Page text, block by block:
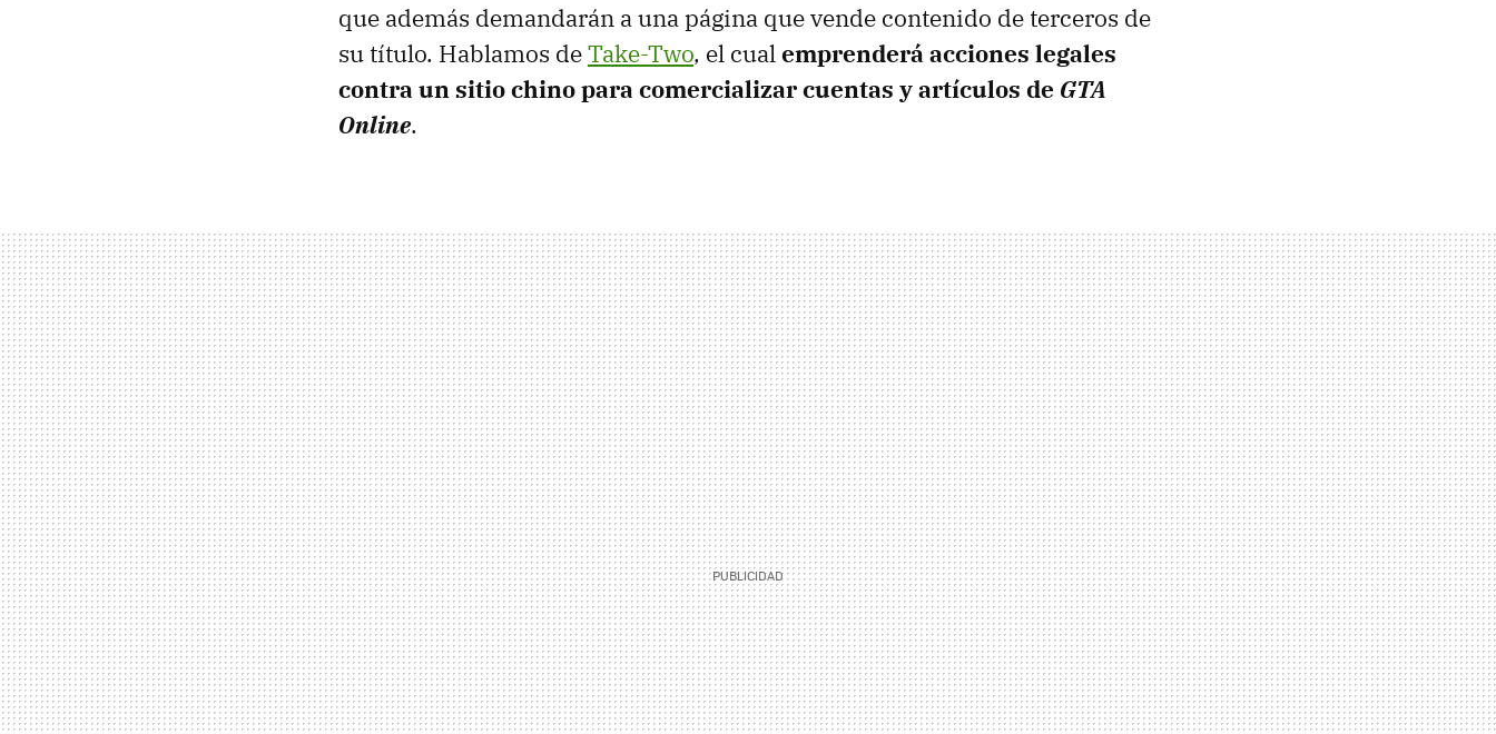
que además demandarán a una página que vende contenido de terceros de
su título. Hablamos deTake-Two, el cualemprenderá acciones legales
contra un sitio chino para comercializar cuentas y artículos de GTA
Online.